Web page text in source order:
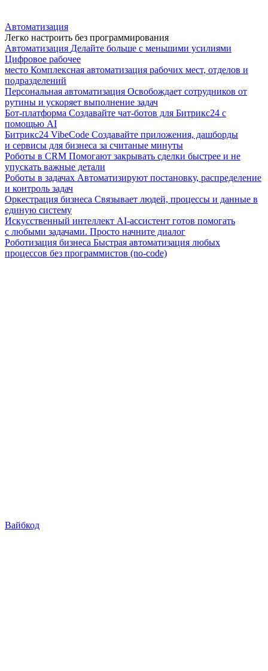
Автоматизация
Легко настроить без программирования
Автоматизация Делайте больше с меньшими усилиями
Цифровое рабочее
место Комплексная автоматизация рабочих мест, отделов и
подразделений
Персональная автоматизация Освобождает сотрудников от
рутины и ускоряет выполнение задач
Бот-платформа Создавайте чат-ботов для Битрикс24 с
помощью AI
Битрикс24 VibeCode Создавайте приложения, дашборды
и сервисы для бизнеса за считаные минуты
Роботы в CRM Помогают закрывать сделки быстрее и не
упускать важные детали
Роботы в задачах Автоматизируют постановку, распределение
и контроль задач
Оркестрация бизнеса Связывает людей, процессы и данные в
единую систему
Искусственный интеллект AI-ассистент готов помогать
с любыми задачами. Просто начните диалог
Роботизация бизнеса Быстрая автоматизация любых
процессов без программистов (no-code)
Вайбкод